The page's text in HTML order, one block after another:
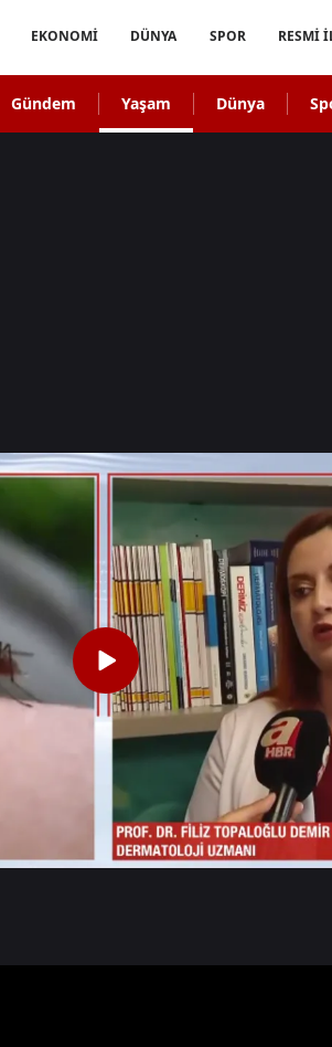
EKONOMİ DÜNYA SPOR RESMİ
Gündem Yaşam Dünya